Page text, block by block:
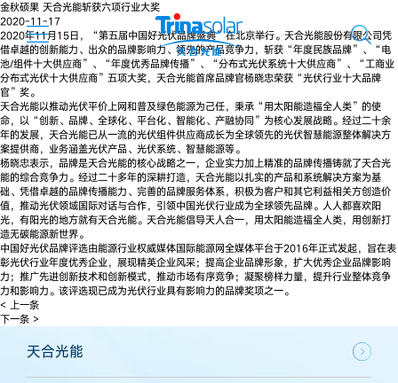
金秋硕果 天合光能斩获六项行业大奖
2020-11-17
2020年11月15日，“第五届中国好光伏品牌盛典”在北京举行。天合光能股份有限公司凭
借卓越的创新能力、出众的品牌影响力、领先的产品竞争力，斩获“年度民族品牌”、“电
池/组件十大供应商”、“年度优秀品牌传播”、“分布式光伏系统十大供应商”、“工商业
分布式光伏十大供应商”五项大奖，天合光能首席品牌官杨晓忠荣获“光伏行业十大品牌
官”奖。
天合光能以推动光伏平价上网和普及绿色能源为己任，秉承“用太阳能造福全人类”的使
命，以“创新、品牌、全球化、平台化、智能化、产融协同”为核心发展战略。经过二十余
年的发展，天合光能已从一流的光伏组件供应商成长为全球领先的光伏智慧能源整体解决方
案提供商，业务涵盖光伏产品、光伏系统、智慧能源等。
杨晓忠表示，品牌是天合光能的核心战略之一，企业实力加上精准的品牌传播铸就了天合光
能的综合竞争力。经过二十多年的深耕打造，天合光能以扎实的产品和系统解决方案为基
础、凭借卓越的品牌传播能力、完善的品牌服务体系，积极为客户和其它利益相关方创造价
值，推动光伏领域国际对话与合作，引领中国光伏行业成为全球领先品牌。人人都喜欢阳
光，有阳光的地方就有天合光能。天合光能倡导天人合一，用太阳能造福全人类，用创新打
造无碳能源新世界。
中国好光伏品牌评选由能源行业权威媒体国际能源网全媒体平台于2016年正式发起，旨在表
彰光伏行业年度优秀企业，展现精英企业风采；提高企业品牌形象，扩大优秀企业品牌影响
力；推广先进创新技术和创新模式，推动市场有序竞争；凝聚榜样力量，提升行业整体竞争
力和影响力。该评选现已成为光伏行业具有影响力的品牌奖项之一。
< 上一条
下一条 >
天合光能